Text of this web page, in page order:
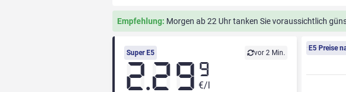
Empfehlung: Morgen ab 22 Uhr tanken Sie voraussichtlich
Super E5 vor 2 Min.
2.29 9
€/l
E5 Preise